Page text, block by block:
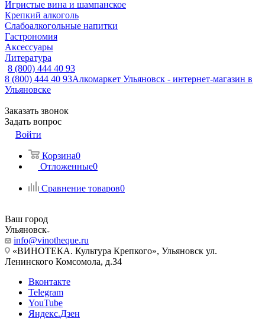
Игристые вина и шампанское
Крепкий алкоголь
Слабоалкогольные напитки
Гастрономия
Аксессуары
Литература
8 (800) 444 40 93
8 (800) 444 40 93Алкомаркет Ульяновск - интернет-магазин в
Ульяновске
Заказать звонок
Задать вопрос
Войти
Корзина0
Отложенные0
Сравнение товаров0
Ваш город
Ульяновск
info@vinotheque.ru
«ВИНОТЕКА. Культура Крепкого», Ульяновск ул.
Ленинского Комсомола, д.34
Вконтакте
Telegram
YouTube
Яндекс.Дзен